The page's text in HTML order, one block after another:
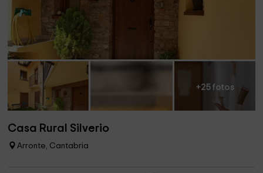
+25 fotos
Casa Rural Silverio
Arronte, Cantabria